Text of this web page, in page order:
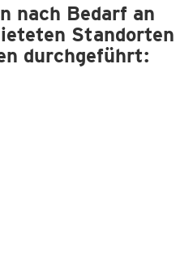
nach Bedarf an
Standorten
durchgeführt: